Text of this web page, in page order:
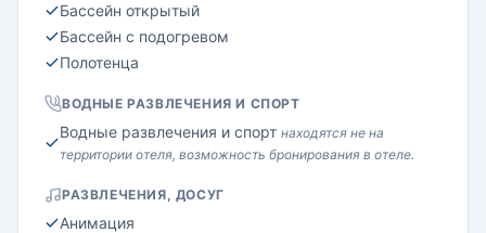
Бассейн открытый
Бассейн с подогревом
Полотенца
ВОДНЫЕ РАЗВЛЕЧЕНИЯ И СПОРТ
Водные развлечения и спорт находятся не на
территории отеля, возможность бронирования в отеле.
РАЗВЛЕЧЕНИЯ, ДОСУГ
Анимация